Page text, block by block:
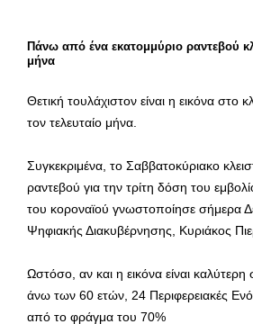
Πάνω από ένα εκατομμύριο ραντεβού
μήνα
Θετική τουλάχιστον είναι η εικόνα στο
τον τελευταίο μήνα.
Συγκεκριμένα, το Σαββατοκύριακο
ραντεβού για την τρίτη δόση του
του κοροναϊού γνωστοποίησε σήμερα
Ψηφιακής Διακυβέρνησης, Κυριάκος
Ωστόσο, αν και η εικόνα είναι καλύτερη
άνω των 60 ετών, 24 Περιφερειακές
από το φράγμα του 70%